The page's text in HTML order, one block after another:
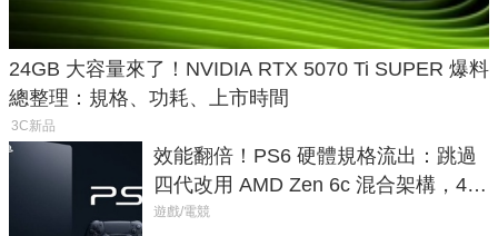
24GB 大容量來了！NVIDIA RTX 5070 Ti SUPER 爆料
總整理：規格、功耗、上市時間
3C新品
效能翻倍！PS6 硬體規格流出：跳過
四代改用 AMD Zen 6c 混合架構，4K
120fps 與全光追時代來臨
遊戲/電競